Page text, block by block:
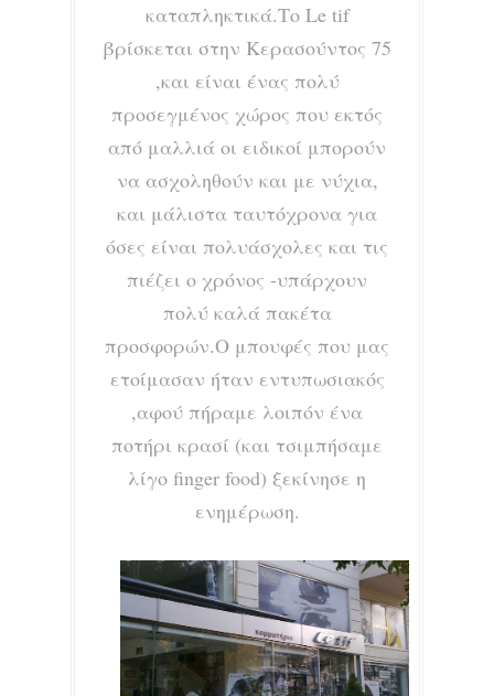
καταπληκτικά.Το Le tif
βρίσκεται στην Κερασούντος 75
,και είναι ένας πολύ
προσεγμένος χώρος που εκτός
από μαλλιά οι ειδικοί μπορούν
να ασχοληθούν και με νύχια,
και μάλιστα ταυτόχρονα για
όσες είναι πολυάσχολες και τις
πιέζει ο χρόνος -υπάρχουν
πολύ καλά πακέτα
προσφορών.Ο μπουφές που μας
ετοίμασαν ήταν εντυπωσιακός
,αφού πήραμε λοιπόν ένα
ποτήρι κρασί (και τσιμπήσαμε
λίγο finger food) ξεκίνησε η
ενημέρωση.